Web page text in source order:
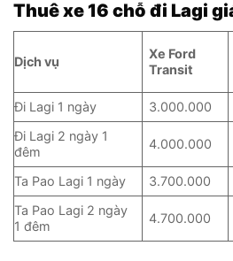
Thuê xe 16 chỗ đi Lagi
Dịch vụ
Xe Ford
Transit
Đi Lagi 1 ngày
3.000.000
Đi Lagi 2 ngày 1
đêm
4.000.000
Ta Pao Lagi 1 ngày 3.700.000
Ta Pao Lagi 2 ngày
1 đêm
4.700.000